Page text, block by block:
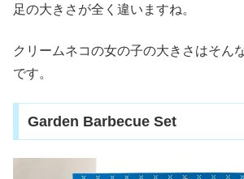
足の大きさが全く違いますね。
クリームネコの女の子の大きさはそん
です。
Garden Barbecue Set